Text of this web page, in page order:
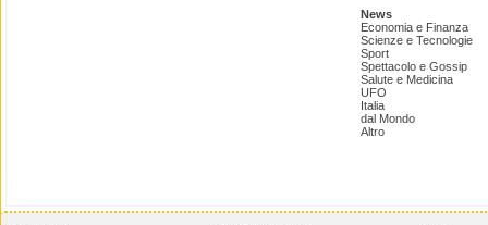
News
Economia e Finanza
Scienze e Tecnologie
Sport
Spettacolo e Gossip
Salute e Medicina
UFO
Italia
dal Mondo
Altro